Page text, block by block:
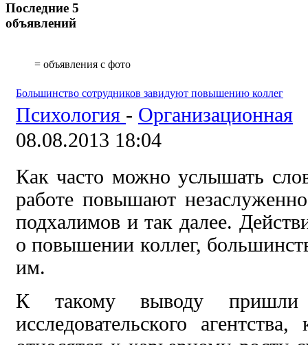
Последние 5
объявлений
= объявления с фото
Большинство сотрудников завидуют повышению коллег
Психология - Организационная
08.08.2013 18:04
Как часто можно услышать
работе повышают
подхалимов и так далее.
о повышении коллег,
им.
К такому выводу пришли
исследовательского